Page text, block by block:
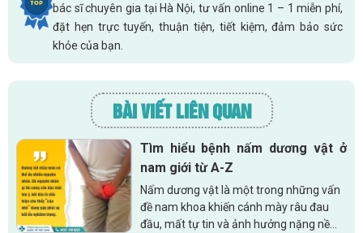
bác sĩ chuyên gia tại Hà Nội, tư vấn online 1 – 1 miễn phí,
đặt hẹn trực tuyến, thuận tiện, tiết kiệm, đảm bảo sức
khỏe của bạn.
BÀI VIẾT LIÊN QUAN
Tìm hiểu bệnh nấm dương vật ở
nam giới từ A-Z
Nấm dương vật là một trong những vấn
đề nam khoa khiến cánh mày râu đau
đầu, mất tự tin và ảnh hưởng nặng nề